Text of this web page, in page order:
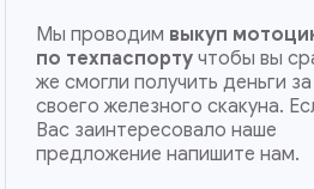
Мы проводим выкуп
по техпаспорту чтобы вы
же смогли получить деньги за
своего железного скакуна.
Вас заинтересовало наше
предложение напишите нам.